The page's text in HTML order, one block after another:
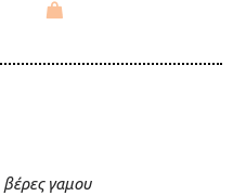
βέρες γαμου